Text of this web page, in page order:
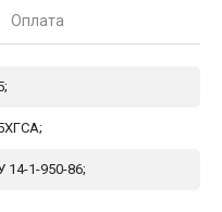
Оплата
14-1-950-86;